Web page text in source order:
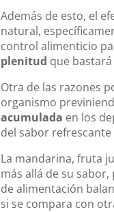
Además de esto, el
natural,
control alimenticio
plenitud que
Otra de las razones
organismo
acumulada en los
del sabor
La mandarina, fruta
más allá de su
de alimentación
si se compara con